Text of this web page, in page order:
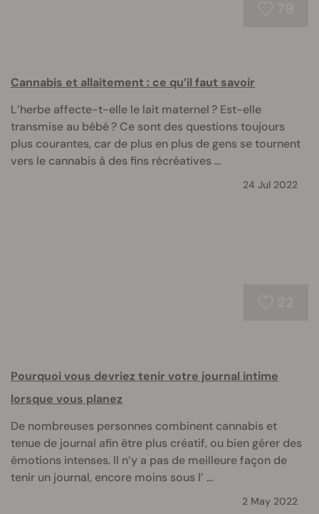
Cannabis et allaitement : ce qu’il faut savoir
L’herbe affecte-t-elle le lait maternel ? Est-elle
transmise au bébé ? Ce sont des questions toujours
plus courantes, car de plus en plus de gens se tournent
vers le cannabis à des fins récréatives ...
24 Jul 2022
Pourquoi vous devriez tenir votre journal intime
lorsque vous planez
De nombreuses personnes combinent cannabis et
tenue de journal afin être plus créatif, ou bien gérer des
émotions intenses. Il n’y a pas de meilleure façon de
tenir un journal, encore moins sous l’ ...
2 May 2022